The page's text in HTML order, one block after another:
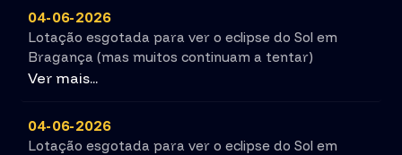
04-06-2026
Lotação esgotada para ver o eclipse do Sol em
Bragança (mas muitos continuam a tentar)
Ver mais...
04-06-2026
Lotação esgotada para ver o eclipse do Sol em